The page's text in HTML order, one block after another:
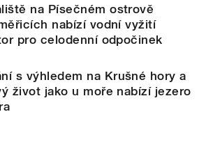
na Písečném ostrově
nabízí vodní vyžití
pro celodenní odpočinek
s výhledem na Krušné hory a
život jako u moře nabízí jezero